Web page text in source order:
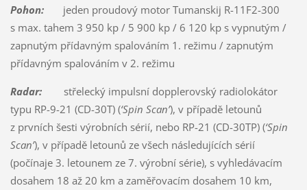
Pohon:jeden proudový motor Tumanskij R-11F2-300
s max. tahem 3 950 kp / 5 900 kp / 6 120 kp s vypnutým /
zapnutým přídavným spalováním 1. režimu / zapnutým
přídavným spalováním v 2. režimu
Radar:střelecký impulsní dopplerovský radiolokátor
typu RP-9-21 (CD-30T) (‘Spin Scan’), v případě letounů
z prvních šesti výrobních sérií, nebo RP-21 (CD-30TP) (‘Spin
Scan’), v případě letounů ze všech následujících sérií
(počínaje 3. letounem ze 7. výrobní série), s vyhledávacím
dosahem 18 až 20 km a zaměřovacím dosahem 10 km,